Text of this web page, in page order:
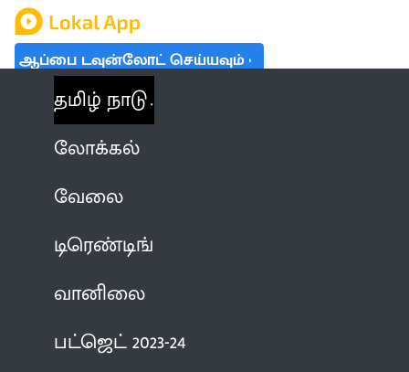
ஆப்பை டவுன்லோட் செய்யவும்
தமிழ் நாடு
லோக்கல்
வேலை
டிரெண்டிங்
வானிலை
பட்ஜெட் 2023-24